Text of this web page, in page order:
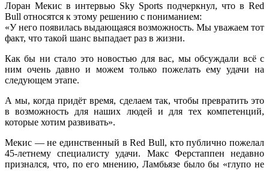
Лоран Мекис в интервью Sky Sports подчеркнул, что в Red
Bull относятся к этому решению с пониманием:
«У него появилась выдающаяся возможность. Мы уважаем тот
факт, что такой шанс выпадает раз в жизни.
Как бы ни стало это новостью для вас, мы обсуждали всё с
ним очень давно и можем только пожелать ему удачи на
следующем этапе.
А мы, когда придёт время, сделаем так, чтобы превратить это
в возможность для наших людей и для тех компетенций,
которые хотим развивать».
Мекис — не единственный в Red Bull, кто публично пожелал
45-летнему специалисту удачи. Макс Ферстаппен недавно
признался, что, по его мнению, Ламбьязе было бы «глупо не